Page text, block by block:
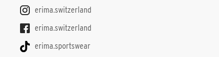
erima.switzerland
erima.switzerland
erima.sportswear